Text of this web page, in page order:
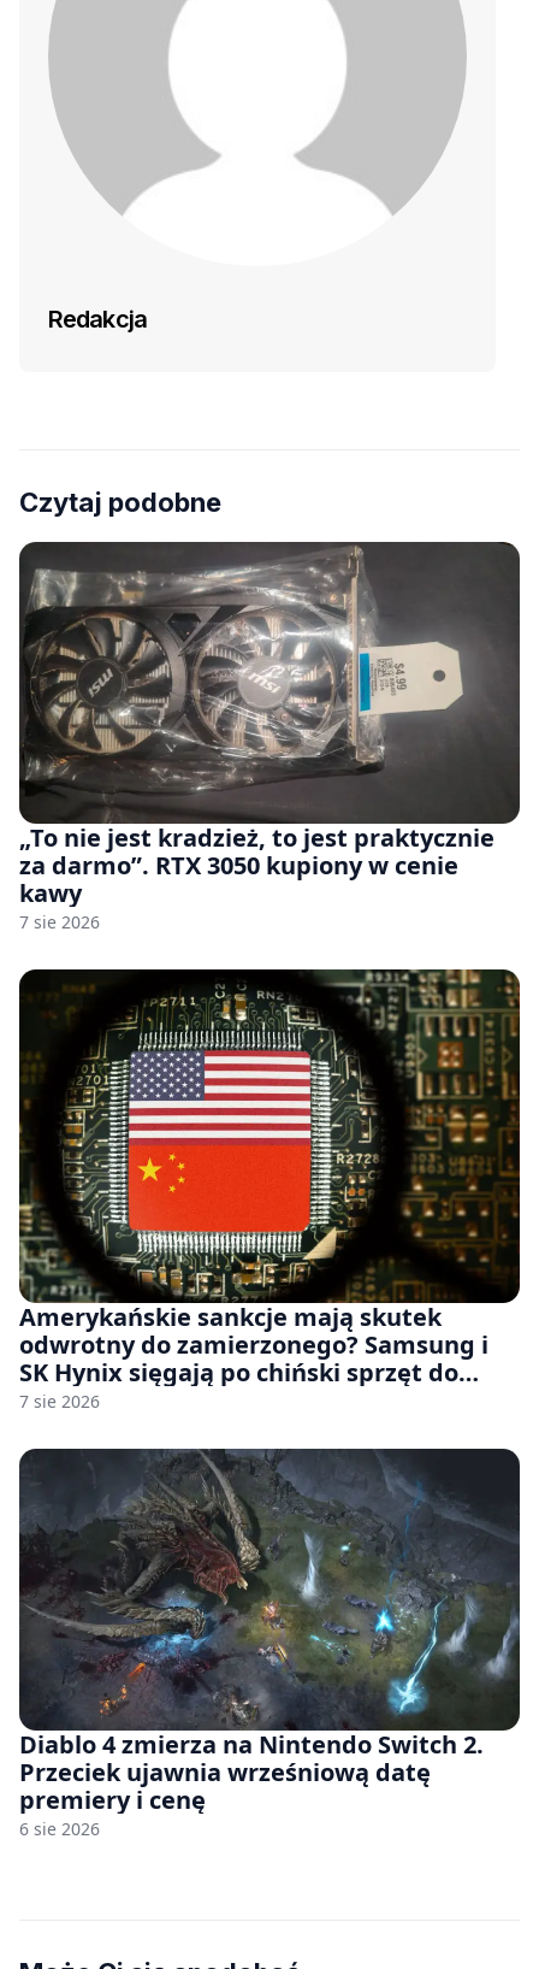
Redakcja
Czytaj podobne
„To nie jest kradzież, to jest praktycznie
za darmo”. RTX 3050 kupiony w cenie
kawy
7 sie 2026
Amerykańskie sankcje mają skutek
odwrotny do zamierzonego? Samsung i
SK Hynix sięgają po chiński sprzęt do
fabryk chipów
7 sie 2026
Diablo 4 zmierza na Nintendo Switch 2.
Przeciek ujawnia wrześniową datę
premiery i cenę
6 sie 2026